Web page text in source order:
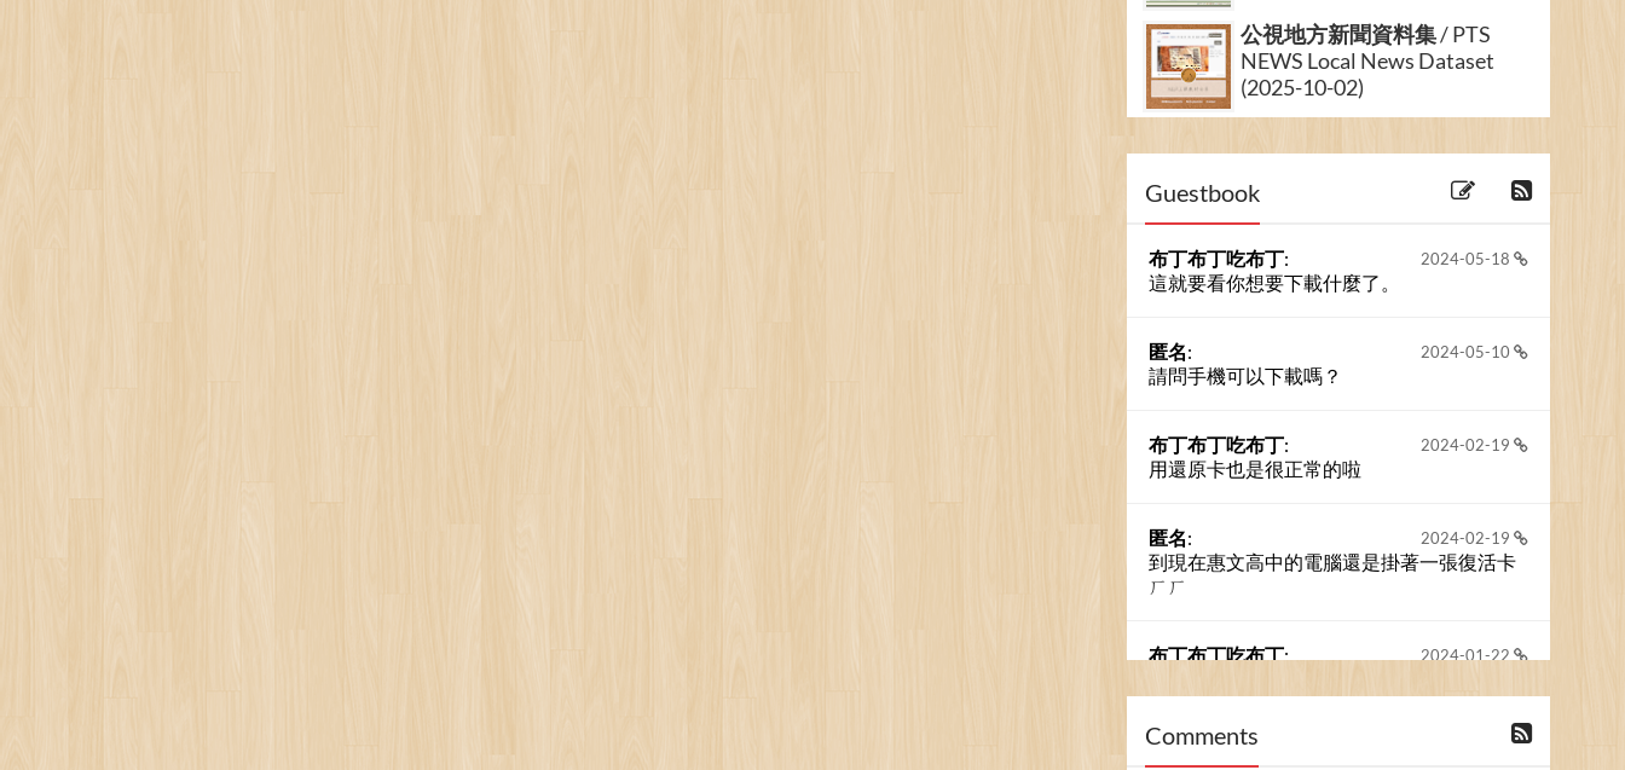
公視地方新聞資料集/ PTS
NEWS Local News Dataset
(2025-10-02)
專書「DSpace開放源碼數位典
藏系統建置理論與實務」出版
了
Guestbook
2024-05-18
布丁布丁吃布丁:
這就要看你想要下載什麼了。
2024-05-10
匿名:
請問手機可以下載嗎？
2024-02-19
布丁布丁吃布丁:
用還原卡也是很正常的啦
2024-02-19
匿名:
到現在惠文高中的電腦還是掛著一張復活卡
ㄏㄏ
2024-01-22
布丁布丁吃布丁:
示大家的留言了。我們新開一個訪客留言板
吧！
Comments